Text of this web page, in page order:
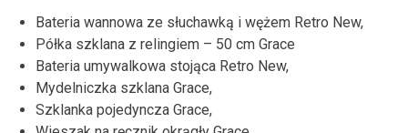
Bateria wannowa ze słuchawką i wężem Retro New,
Półka szklana z relingiem – 50 cm Grace
Bateria umywalkowa stojąca Retro New,
Mydelniczka szklana Grace,
Szklanka pojedyncza Grace,